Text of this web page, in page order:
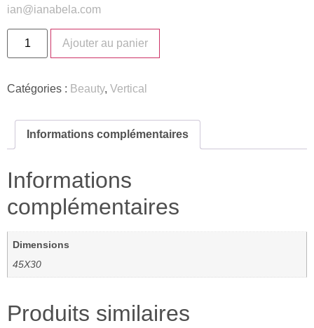
ian@ianabela.com
Ajouter au panier
Catégories : Beauty, Vertical
Informations complémentaires
Informations
complémentaires
Dimensions
45X30
Produits similaires